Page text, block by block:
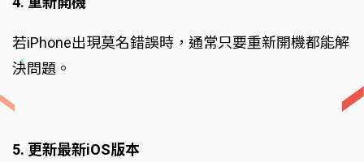
若iPhone出現莫名錯誤時，通常只要重新開機都能解
決問題。
5. 更新最新iOS版本